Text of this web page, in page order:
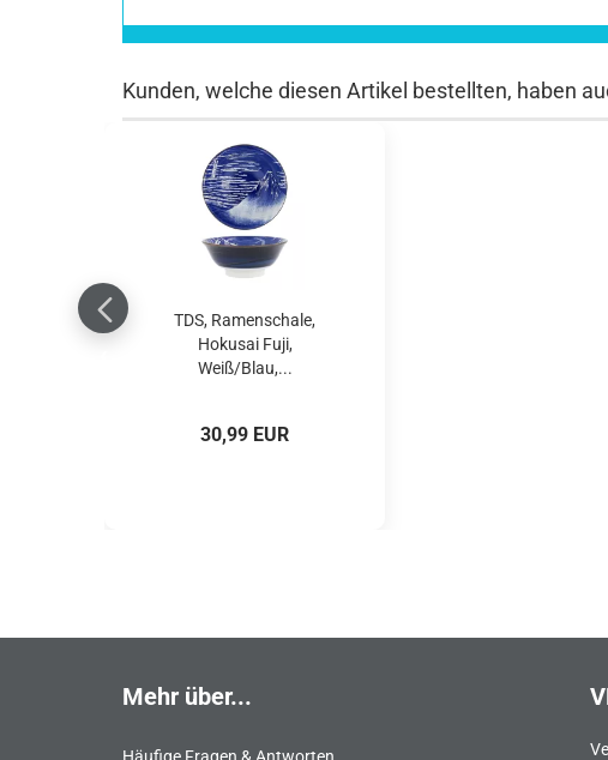
Kunden, welche diesen Artikel bestellten, haben
TDS, Ramenschale,
Hokusai Fuji,
Weiß/Blau,...
30,99 EUR
Mehr über...